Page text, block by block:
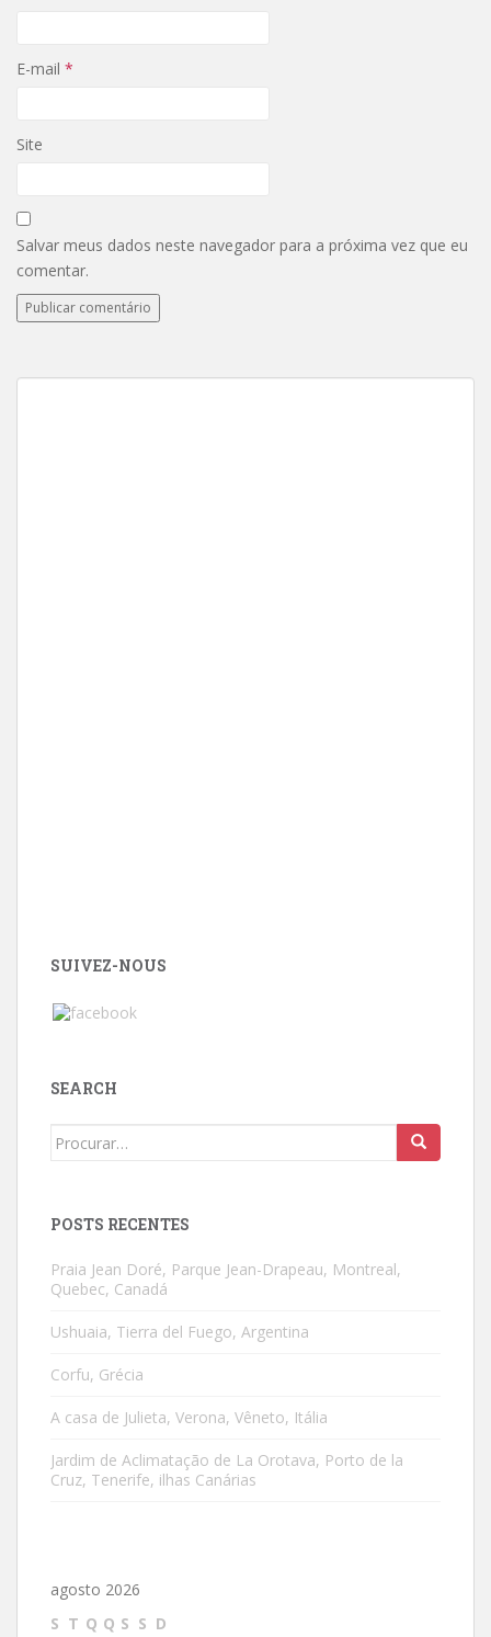
E-mail *
Site
Salvar meus dados neste navegador para a próxima vez que eu
comentar.
SUIVEZ-NOUS
SEARCH
Search
POSTS RECENTES
Praia Jean Doré, Parque Jean-Drapeau, Montreal,
Quebec, Canadá
Ushuaia, Tierra del Fuego, Argentina
Corfu, Grécia
A casa de Julieta, Verona, Vêneto, Itália
Jardim de Aclimatação de La Orotava, Porto de la
Cruz, Tenerife, ilhas Canárias
agosto 2026
S T Q Q S S D